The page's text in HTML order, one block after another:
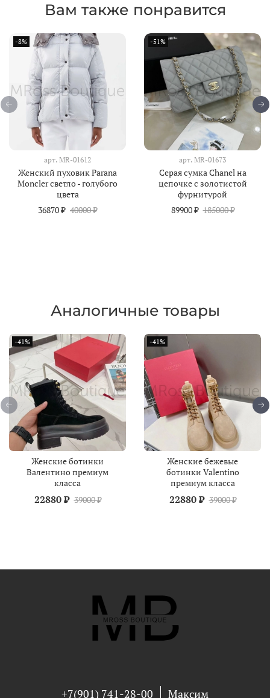
Вам также понравится
-8%
арт. MR-01612
Женский пуховик Parana
Moncler светло - голубого
цвета
36870 ₽ 40000 ₽
-51%
арт. MR-01673
Серая сумка Chanel на
цепочке с золотистой
фурнитурой
89900 ₽ 185000 ₽
Аналогичные товары
-41%
Женские ботинки
Валентино премиум
класса
22880 ₽ 39000 ₽
-41%
Женские бежевые
ботинки Valentino
премиум класса
22880 ₽ 39000 ₽
+7(901) 741-28-00 Максим